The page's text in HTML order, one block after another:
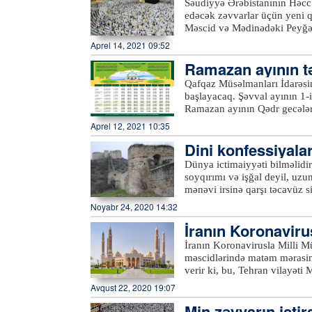
yerləşdirilib.xeber100.com
gün əvvəl ev şəraitində
halında qaldıqları otellərdə
olacaq zəvvar qruplarına
dalar açıqlanıb
Səudiyyə Ərəbistanının
edəcək zəvvarlar üçün yeni
Məscid və Mədinədəki
mərkəzinə girişi qadağan
ətrafında gəzməsinə də izn
ziyarətinə gələn insanlara
olanlara isə min rial (2600
namazı qılanlar üçün bütün
qərarı ilə həmin namazın
Aprel 14, 2021 09:52
Ramazan ayının
Qafqaz Müsəlmanları
başlayacaq. Şəvval ayının
Ramazan ayının Qədr
may) də Qədr gecələri
Aprel 12, 2021 10:35
Dini
izlə bağlı
Dünya ictimaiyyəti bilməlidir
soyqırımı və işğal deyil,
mənəvi irsinə qarşı təcavüz
verir ki, bu fikirlər
dini abidələrimizlə bağlı
dinlərə qarşı
çoxkonfessiyalı
alban, pravoslav, müsəlman
irs nümunələrimizi ya
Noyabr 24, 2020 14:32
İranın
əsasən…
İranın Koronavirusla Milli
məscidlərində matəm
verir ki, bu, Tehran vilayəti
vilayətində koronavirus
vurğulayıblar. Yeni qərar
Avqust 22, 2020 19:07